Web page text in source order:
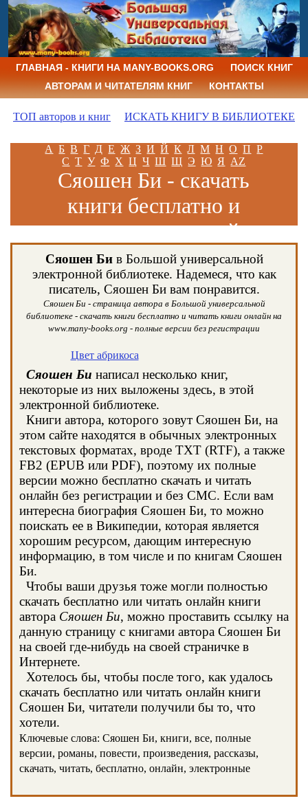
ГЛАВНАЯ - КНИГИ НА MANY-BOOKS.ORG
ПОИСК КНИГ
АВТОРАМ И ЧИТАТЕЛЯМ КНИГ
КОНТАКТЫ
ТОП авторов и книг ИСКАТЬ КНИГУ В БИБЛИОТЕКЕ
А Б В Г Д Е Ж З И Й К Л М Н О П Р
С Т У Ф Х Ц Ч Ш Щ Э Ю Я AZ
Сяошен Би - скачать
книги бесплатно и
читать книги онлайн
Сяошен Бив Большой универсальной
электронной библиотеке. Надемеся, что как
писатель, Сяошен Би вам понравится.
Сяошен Би - страница автора в Большой универсальной
библиотеке - скачать книги бесплатно и читать книги онлайн на
www.many-books.org - полные версии без регистрации
Цвет абрикоса
Сяошен Би написал несколько книг,
некоторые из них выложены здесь, в этой
электронной библиотеке.
Книги автора, которого зовут Сяошен Би, на
этом сайте находятся в обычных электронных
текстовых форматах, вроде TXT (RTF), а также
FB2 (EPUB или PDF), поэтому их полные
версии можно бесплатно скачать и читать
онлайн без регистрации и без СМС. Если вам
интересна биография Сяошен Би, то можно
поискать ее в Википедии, которая является
хорошим ресурсом, дающим интересную
информацию, в том числе и по книгам Сяошен
Би.
Чтобы ваши друзья тоже могли полностью
скачать бесплатно или читать онлайн книги
автора Сяошен Би, можно проставить ссылку на
данную страницу с книгами автора Сяошен Би
на своей где-нибудь на своей страничке в
Интернете.
Хотелось бы, чтобы после того, как удалось
скачать бесплатно или читать онлайн книги
Сяошен Би, читатели получили бы то, что
хотели.
Ключевые слова: Сяошен Би, книги, все, полные
версии, романы, повести, произведения, рассказы,
скачать, читать, бесплатно, онлайн, электронные